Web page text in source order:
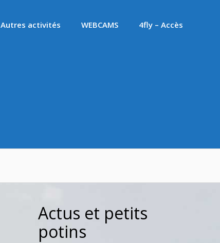
Autres activités WEBCAMS 4fly – Accès
Actus et petits
potins